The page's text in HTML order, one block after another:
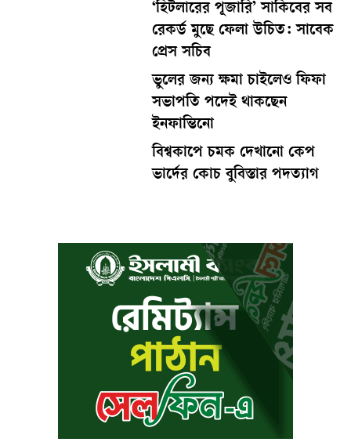
‘হিটলারের পূজারি’ সাকিবের সব
রেকর্ড মুছে ফেলা উচিত: সাবেক
প্রেস সচিব
ভুলের জন্য ক্ষমা চাইলেও ফিফা
সভাপতি পদেই থাকছেন
ইনফান্তিনো
বিশ্বকাপে চমক দেখানো কেপ
ভার্দের কোচ বুবিস্তার পদত্যাগ